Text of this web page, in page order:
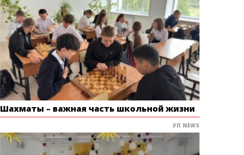
Шахматы – важная часть школьной жизни
УП NEWS